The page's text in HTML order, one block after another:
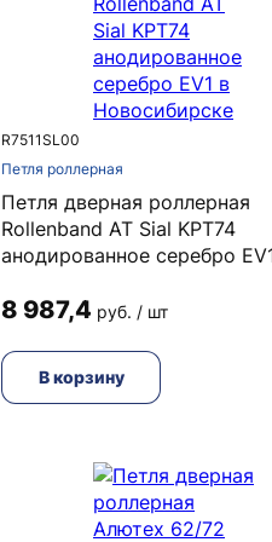
R7511SL00
Петля роллерная
Петля дверная роллерная
Rollenband AT Sial KPT74
анодированное серебро
8 987,4 руб. / шт
В корзину